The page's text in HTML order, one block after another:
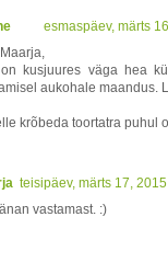
esmaspäev, märts
kusjuures väga hea
aukohale maandus.
krõbeda toortatra puhul
teisipäev, märts 17,
vastamast. :)